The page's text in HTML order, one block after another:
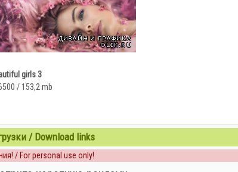
girls 3
/ 153,2 mb
/ Download links
/ For personal use only!